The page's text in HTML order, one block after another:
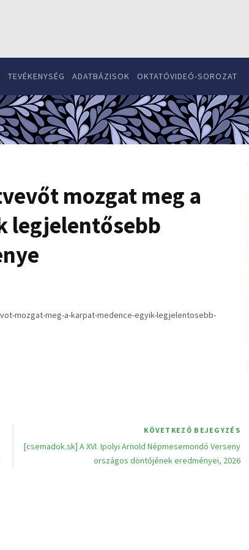
TEVÉKENYSÉG ADATBÁZISOK OKTATÓVIDEÓ-SOROZAT
mozgat meg a
legjelentősebb
mozgat-meg-a-karpat-medence-egyik-legjelentosebb-
KÖVETKEZŐ BEJEGYZÉS
[csemadok.sk] A XVI. Ipolyi Arnold Népmesemondó Verseny
országos döntőjének eredményei, 2026